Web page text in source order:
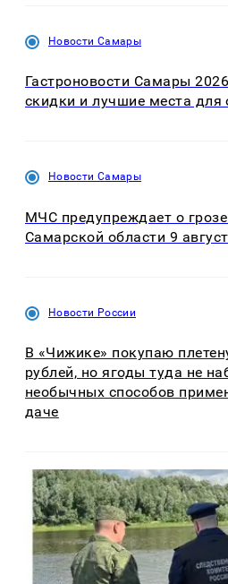
Новости Самары
Гастроновости Самары
скидки и лучшие места для
Новости Самары
МЧС предупреждает о
Самарской области 9
Новости России
В «Чижике» покупаю
рублей, но ягоды туда не
необычных способов
даче